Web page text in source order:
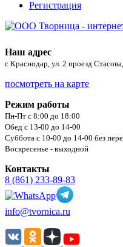
Регистрация
Наш адрес
г. Краснодар, ул. 2 проезд
посмотреть на карте
Режим работы
Пн-Пт с 8:00 до 18:00
Обед с 13-00 до 14-00
Суббота с 10-00 до 14-00 без
Воскресенье - выходной
Контакты
8 (861) 233-89-83
info@tvornica.ru